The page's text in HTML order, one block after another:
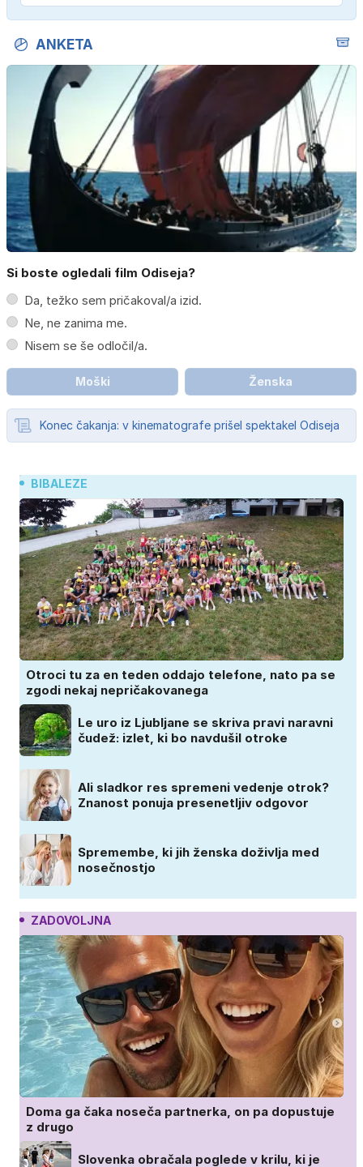
ANKETA
Si boste ogledali film Odiseja?
Da, težko sem pričakoval/a izid.
Ne, ne zanima me.
Nisem se še odločil/a.
Moški Ženska
Konec čakanja: v kinematografe prišel spektakel Odiseja
BIBALEZE
Otroci tu za en teden oddajo telefone, nato pa se
zgodi nekaj nepričakovanega
Le uro iz Ljubljane se skriva pravi naravni
čudež: izlet, ki bo navdušil otroke
Ali sladkor res spremeni vedenje otrok?
Znanost ponuja presenetljiv odgovor
Spremembe, ki jih ženska doživlja med
nosečnostjo
ZADOVOLJNA
Doma ga čaka noseča partnerka, on pa dopustuje
z drugo
Slovenka obračala poglede v krilu, ki je